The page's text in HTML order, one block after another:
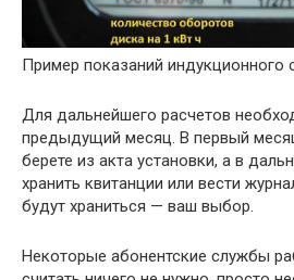
Пример показаний индукционного
Для дальнейшего расчетов
предыдущий месяц. В первый
берете из акта установки, а в
хранить квитанции или вести
будут храниться — ваш выбор.
Некоторые абонентские службы